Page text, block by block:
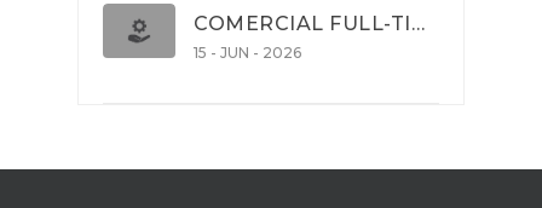
COMERCIAL FULL-TIME
15 - JUN - 2026